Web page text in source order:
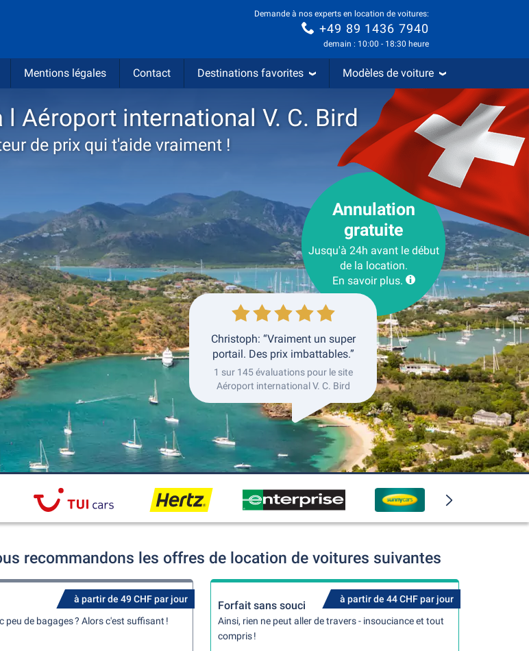
Demande à nos experts en location de voitures:
+49 89 1436 7940
demain : 10:00 - 18:30 heure
Mentions légales Contact Destinations favorites Modèles de voiture
Aéroport international V. C. Bird
de prix qui t'aide vraiment !
de retour
Retour de la location
Annulation
gratuite
Jusqu'à 24h avant le début
de la location.
En savoir plus.
Christoph: “Vraiment un super
portail. Des prix imbattables.”
1 sur 145 évaluations pour le site
Aéroport international V. C. Bird
recommandons les offres de location de voitures suivantes
à partir de 49 CHF par jour
peu de bagages ? Alors c'est suffisant !
à partir de 44 CHF par jour
Forfait sans souci
Ainsi, rien ne peut aller de travers - insouciance et tout
compris !